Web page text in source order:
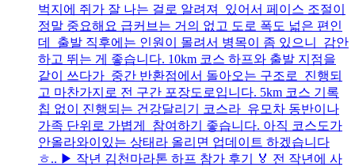
벅지에 쥐가 잘 나는 걸로 알려져 있어서 페이스 조절이
정말 중요해요 급커브는 거의 없고 도로 폭도 넓은 편인
데 출발 직후에는 인원이 몰려서 병목이 좀 있으니 감안
하고 뛰는 게 좋습니다. 10km 코스 하프와 출발 지점을
같이 쓰다가 중간 반환점에서 돌아오는 구조로 진행되
고 마찬가지로 전 구간 포장도로입니다. 5km 코스 기록
칩 없이 진행되는 건강달리기 코스라 유모차 동반이나
가족 단위로 가볍게 참여하기 좋습니다. 아직 코스도가
안올라와이있는 상태라 올리면 업데이트 하겠습니다
ㅎ.. ▶ 작년 김천마라톤 하프 참가 후기 🏅 전 작년에 사